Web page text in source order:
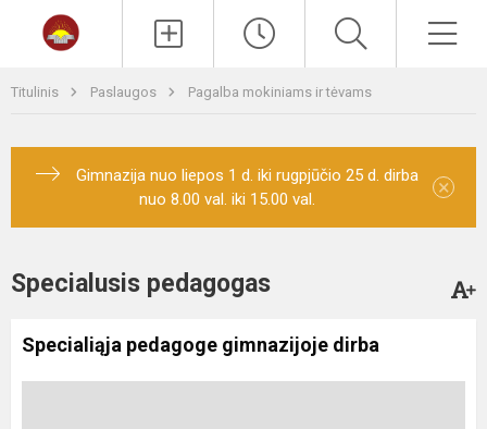
Titulinis Paslaugos Pagalba mokiniams ir tėvams
Gimnazija nuo liepos 1 d. iki rugpjūčio 25 d. dirba
nuo 8.00 val. iki 15.00 val.
×
Specialusis pedagogas
Specialiąja pedagoge gimnazijoje dirba